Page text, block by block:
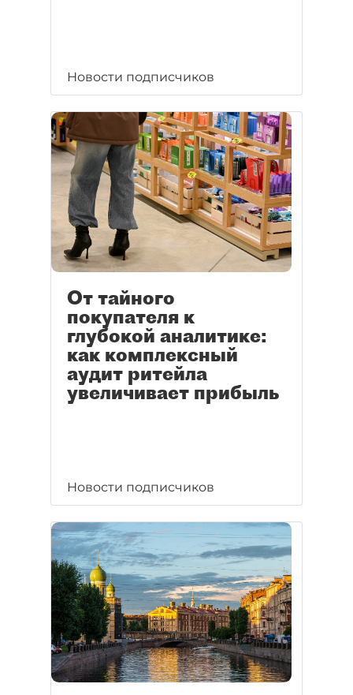
Новости подписчиков
От тайного
покупателя к
глубокой аналитике:
как комплексный
аудит ритейла
увеличивает прибыль
Новости подписчиков